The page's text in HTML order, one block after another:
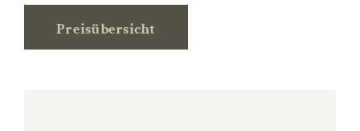
Preisübersicht